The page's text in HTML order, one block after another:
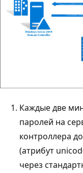
Каждые две
паролей на
контроллера
(атрибут
через